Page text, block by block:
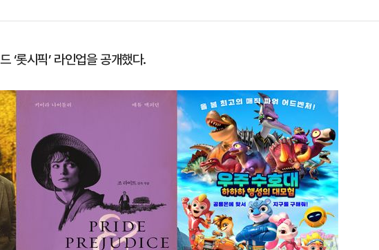
‘롯시픽’ 라인업을 공개했다.